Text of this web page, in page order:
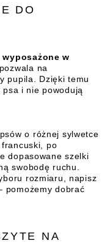
DO
w
na
pupila. Dzięki temu
i nie powodują
o różnej sylwetce
po
dopasowane szelki
swobodę ruchu.
rozmiaru, napisz
pomożemy dobrać
NA